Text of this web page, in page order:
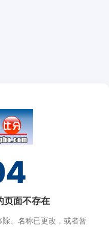
页面不存在
、名称已更改，或者暂